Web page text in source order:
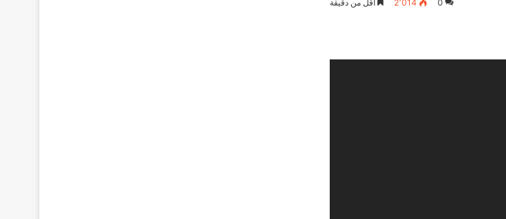
0 2٬014 أقل من دقيقة